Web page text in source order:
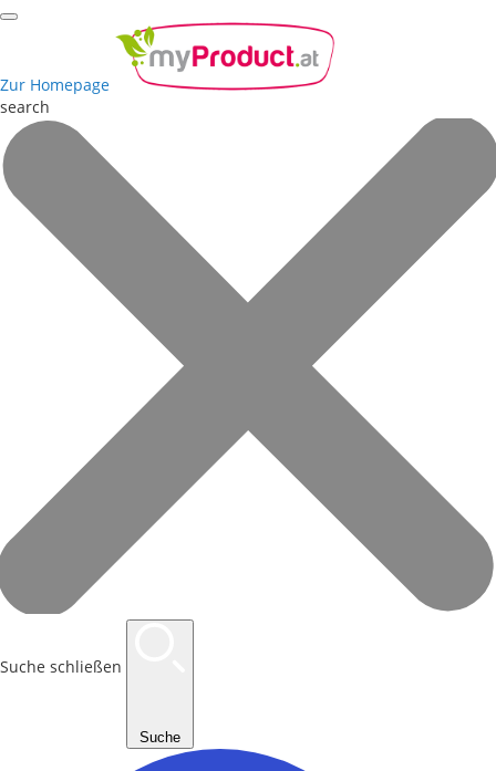
Zur Homepage
search
Suche schließen
Suche